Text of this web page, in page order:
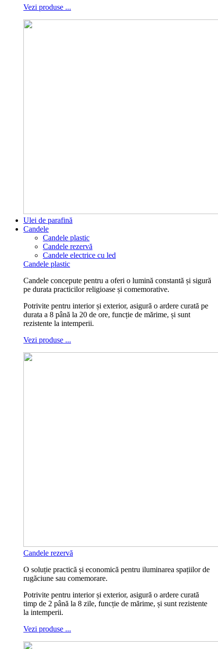
Vezi produse ...
Ulei de parafină
Candele
Candele plastic
Candele rezervă
Candele electrice cu led
Candele plastic
Candele concepute pentru a oferi o lumină constantă și sigură
pe durata practicilor religioase și comemorative.
Potrivite pentru interior și exterior, asigură o ardere curată pe
durata a 8 până la 20 de ore, funcție de mărime, și sunt
rezistente la intemperii.
Vezi produse ...
Candele rezervă
O soluție practică și economică pentru iluminarea spațiilor de
rugăciune sau comemorare.
Potrivite pentru interior și exterior, asigură o ardere curată
timp de 2 până la 8 zile, funcție de mărime, și sunt rezistente
la intemperii.
Vezi produse ...